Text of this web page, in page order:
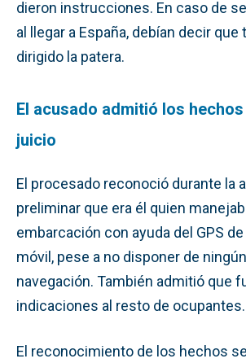
dieron instrucciones. En caso de
al llegar a España, debían decir que
dirigido la patera.
El acusado admitió los
juicio
El procesado reconoció durante la
preliminar que era él quien
embarcación con ayuda del GPS
móvil, pese a no disponer de
navegación. También admitió que
indicaciones al resto de ocupantes.
El reconocimiento de los hechos